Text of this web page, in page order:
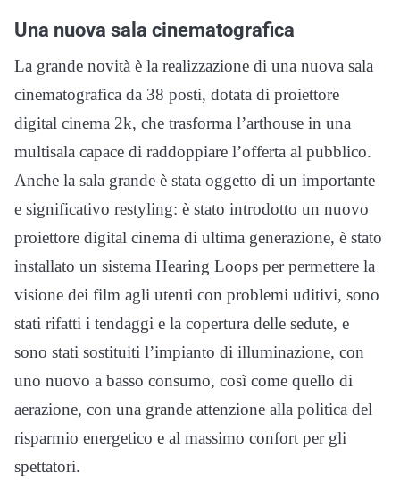
Una nuova sala cinematografica
La grande novità è la realizzazione di una nuova sala
cinematografica da 38 posti, dotata di proiettore
digital cinema 2k, che trasforma l’arthouse in una
multisala capace di raddoppiare l’offerta al pubblico.
Anche la sala grande è stata oggetto di un importante
e significativo restyling: è stato introdotto un nuovo
proiettore digital cinema di ultima generazione, è stato
installato un sistema Hearing Loops per permettere la
visione dei film agli utenti con problemi uditivi, sono
stati rifatti i tendaggi e la copertura delle sedute, e
sono stati sostituiti l’impianto di illuminazione, con
uno nuovo a basso consumo, così come quello di
aerazione, con una grande attenzione alla politica del
risparmio energetico e al massimo confort per gli
spettatori.